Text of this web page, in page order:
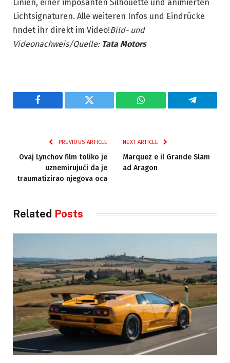
Linien, einer imposanten Silhouette und animierten
Lichtsignaturen. Alle weiteren Infos und Eindrücke
findet ihr direkt im Video!Bild- und
Videonachweis/Quelle:Tata Motors
Facebook Twitter WhatsApp Telegram
PREVIOUS ARTICLE
Ovaj Lynchov film toliko je
uznemirujući da je
traumatizirao njegova oca
NEXT ARTICLE
Marquez e il Grande Slam
ad Aragon
Related Posts